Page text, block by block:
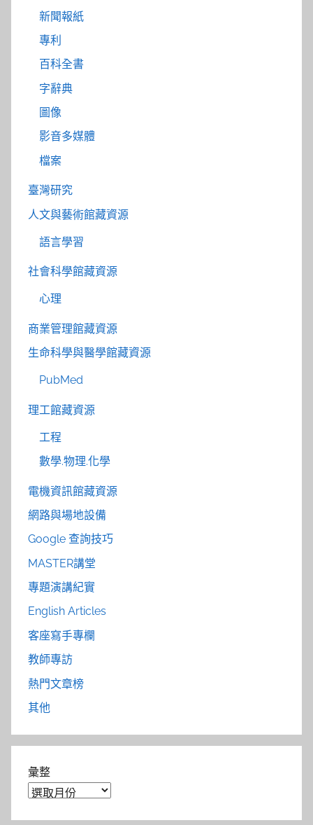
新聞報紙
專利
百科全書
字辭典
圖像
影音多媒體
檔案
臺灣研究
人文與藝術館藏資源
語言學習
社會科學館藏資源
心理
商業管理館藏資源
生命科學與醫學館藏資源
PubMed
理工館藏資源
工程
數學.物理.化學
電機資訊館藏資源
網路與場地設備
Google 查詢技巧
MASTER講堂
專題演講紀實
English Articles
客座寫手專欄
教師專訪
熱門文章榜
其他
彙整